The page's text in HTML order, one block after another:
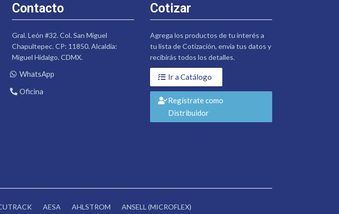
Contacto
Gral. León #32. Col. San Miguel
Chapultepec. CP: 11850. Alcaldía:
Miguel Hidalgo. CDMX.
WhatsApp
Oficina
Cotizar
Agrega los productos de tu interés a
tu lista de Cotización, envía tus datos y
recibirás todos los detalles.
Ir a Catálogo
Regístrate como
Distribuidor
AESA AHLSTROM ANSELL (MICROFLEX)